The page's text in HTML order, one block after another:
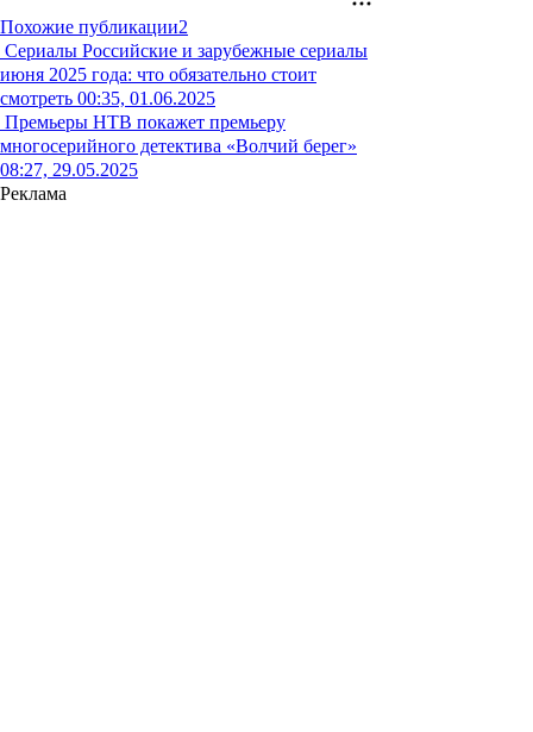
Похожие публикации2
Сериалы Российские и зарубежные сериалы
июня 2025 года: что обязательно стоит
смотреть 00:35, 01.06.2025
Премьеры НТВ покажет премьеру
многосерийного детектива «Волчий берег»
08:27, 29.05.2025
Реклама